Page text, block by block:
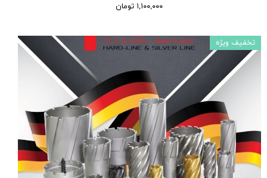
۱,۱۰۰,۰۰۰ تومان
تخفیف ویژه